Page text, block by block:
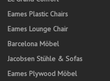
Eames Plastic Chairs
Eames Lounge Chair
Barcelona Möbel
Jacobsen Stühle & Sofas
Eames Plywood Möbel